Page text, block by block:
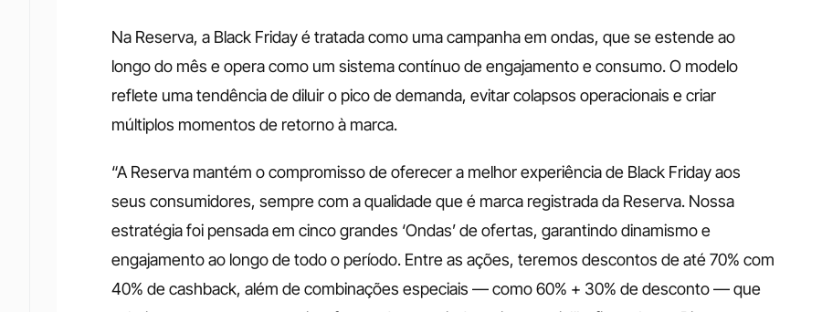
Na Reserva, a Black Friday é tratada como uma campanha em ondas, que se estende ao
longo do mês e opera como um sistema contínuo de engajamento e consumo. O modelo
reflete uma tendência de diluir o pico de demanda, evitar colapsos operacionais e criar
múltiplos momentos de retorno à marca.
“A Reserva mantém o compromisso de oferecer a melhor experiência de Black Friday aos
seus consumidores, sempre com a qualidade que é marca registrada da Reserva. Nossa
estratégia foi pensada em cinco grandes ‘Ondas’ de ofertas, garantindo dinamismo e
engajamento ao longo de todo o período. Entre as ações, teremos descontos de até 70% com
40% de cashback, além de combinações especiais — como 60% + 30% de desconto — que